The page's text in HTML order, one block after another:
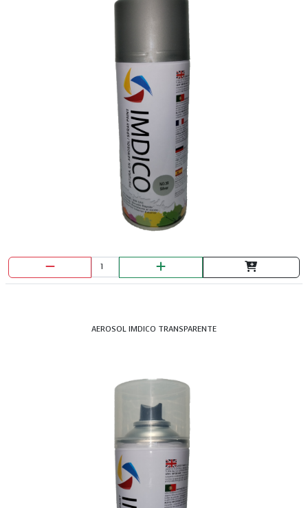
AEROSOL IMDICO TRANSPARENTE